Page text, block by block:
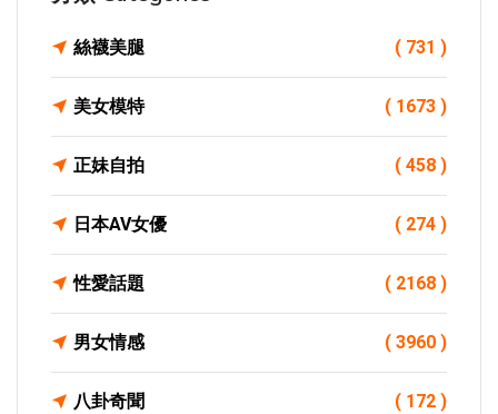
絲襪美腿 ( 731 )
美女模特 ( 1673 )
正妹自拍 ( 458 )
日本AV女優 ( 274 )
性愛話題 ( 2168 )
男女情感 ( 3960 )
八卦奇聞 ( 172 )